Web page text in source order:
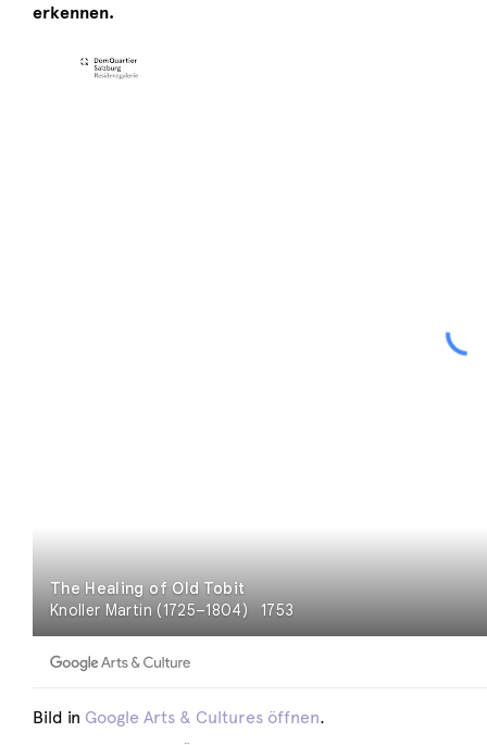
erkennen.
Bild in Google Arts & Cultures öffnen.